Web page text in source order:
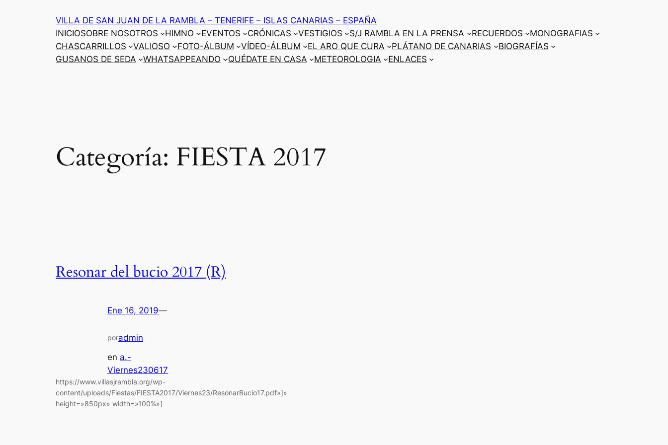
VILLA DE SAN JUAN DE LA RAMBLA – TENERIFE – ISLAS CANARIAS – ESPAÑA
INICIOSOBRE NOSOTROS HIMNO EVENTOS CRÓNICAS VESTIGIOS S/J RAMBLA EN LA PRENSA RECUERDOS
MONOGRAFIAS
CHASCARRILLOS
VALIOSO FOTO-ÁLBUM VÍDEO-ÁLBUM EL ARO QUE CURA PLÁTANO DE CANARIAS
BIOGRAFÍAS
GUSANOS DE SEDA
WHATSAPPEANDO QUÉDATE EN CASA METEOROLOGIA ENLACES
Categoría: FIESTA 2017
Resonar del bucio 2017 (R)
Ene 16, 2019—
poradmin
en a.-
Viernes230617
https://www.villasjrambla.org/wp-
content/uploads/Fiestas/FIESTA2017/Viernes23/ResonarBucio17.pdf»]»
height=»850px» width=»100%»]